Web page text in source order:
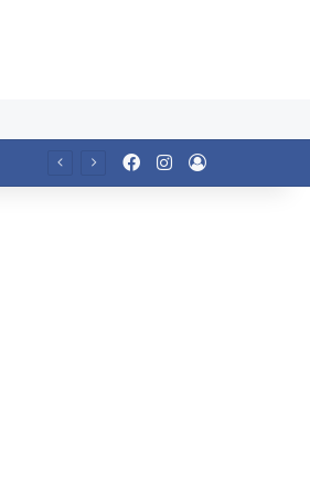
FacebookInstagram